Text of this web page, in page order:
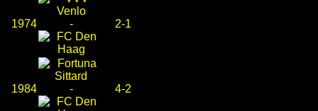
1974 - 2-1
1984 - 4-2